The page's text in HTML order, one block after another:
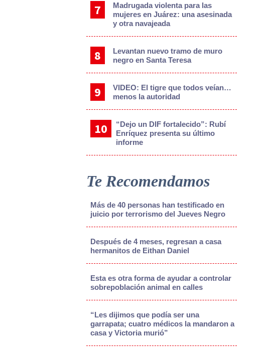
Madrugada violenta para las
mujeres en Juárez: una asesinada
y otra navajeada
Levantan nuevo tramo de muro
negro en Santa Teresa
VIDEO: El tigre que todos veían…
menos la autoridad
“Dejo un DIF fortalecido”: Rubí
Enríquez presenta su último
informe
Te Recomendamos
Más de 40 personas han testificado en
juicio por terrorismo del Jueves Negro
Después de 4 meses, regresan a casa
hermanitos de Eithan Daniel
Esta es otra forma de ayudar a controlar
sobrepoblación animal en calles
“Les dijimos que podía ser una
garrapata; cuatro médicos la mandaron a
casa y Victoria murió”